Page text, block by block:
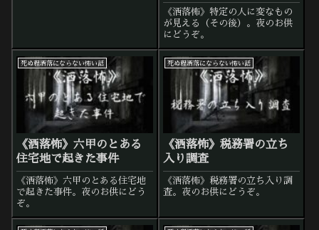
《洒落怖》特定の人に変なもの
が見える（その後）。夜のお供
にどうぞ。
死ぬ程洒落にならない怖い話
《洒落怖》六甲のとある
住宅地で起きた事件
《洒落怖》六甲のとある住宅地
で起きた事件。夜のお供にどう
ぞ。
死ぬ程洒落にならない怖い話
《洒落怖》税務署の立ち
入り調査
《洒落怖》税務署の立ち入り調
査。夜のお供にどうぞ。